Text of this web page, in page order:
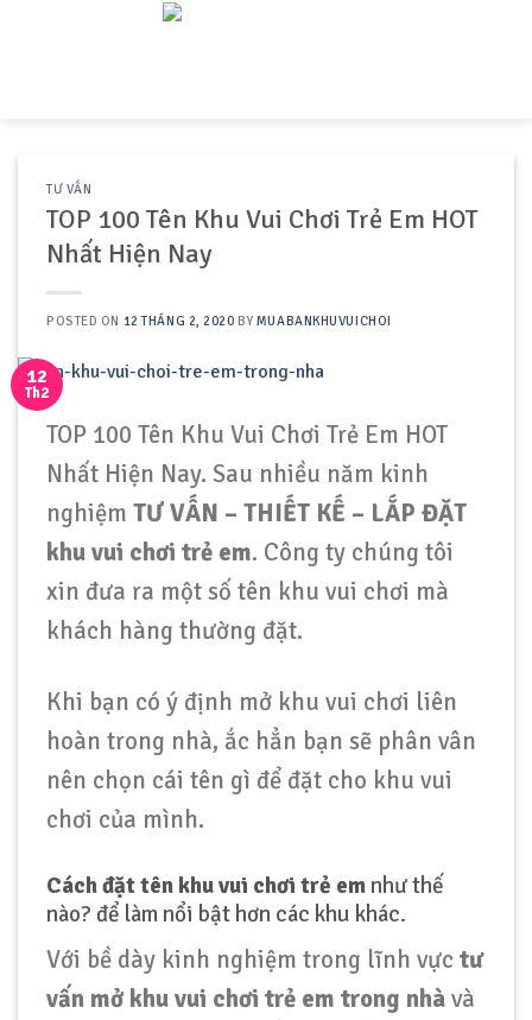
TƯ VẤN
TOP 100 Tên Khu Vui Chơi Trẻ Em HOT
Nhất Hiện Nay
POSTED ON 12 THÁNG 2, 2020 BY MUABANKHUVUICHOI
12
Th2
TOP 100 Tên Khu Vui Chơi Trẻ Em HOT
Nhất Hiện Nay. Sau nhiều năm kinh
nghiệm TƯ VẤN – THIẾT KẾ – LẮP ĐẶT
khu vui chơi trẻ em. Công ty chúng tôi
xin đưa ra một số tên khu vui chơi mà
khách hàng thường đặt.
Khi bạn có ý định mở khu vui chơi liên
hoàn trong nhà, ắc hẳn bạn sẽ phân vân
nên chọn cái tên gì để đặt cho khu vui
chơi của mình.
Cách đặt tên khu vui chơi trẻ em như thế
nào? để làm nổi bật hơn các khu khác.
Với bề dày kinh nghiệm trong lĩnh vực tư
vấn mở khu vui chơi trẻ em trong nhàvà